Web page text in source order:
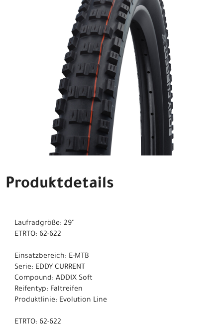
Produktdetails
Laufradgröße: 29"
ETRTO: 62-622
Einsatzbereich: E-MTB
Serie: EDDY CURRENT
Compound: ADDIX Soft
Reifentyp: Faltreifen
Produktlinie: Evolution Line
ETRTO: 62-622